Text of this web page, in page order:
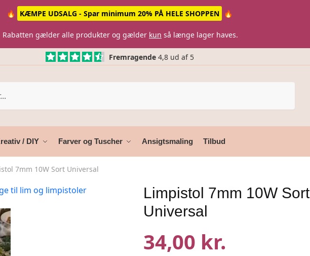
🔥 KÆMPE UDSALG - Spar minimum 20% PÅ HELE SHOPPEN 🔥
Rabatten gælder alle produkter og gælder kun så længe lager haves.
Fremragende4,8 ud af 5
/ DIY Farver og Tuscher Ansigtsmaling Tilbud
7mm 10W Sort Universal
Limpistol 7mm 10W Sort
Universal
34,00 kr.